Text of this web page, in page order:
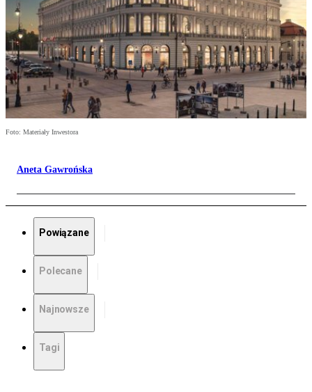
Foto: Materiały Inwestora
Aneta Gawrońska
Powiązane
Polecane
Najnowsze
Tagi